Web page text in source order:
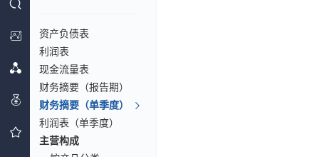
资产负债表
利润表
现金流量表
财务摘要（报告期）
财务摘要（单季度）
利润表（单季度）
主营构成